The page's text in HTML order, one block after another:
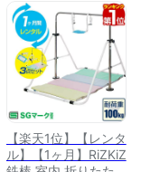
【楽天1位】【レンタ
ル】【1ヶ月】RiZKiZ